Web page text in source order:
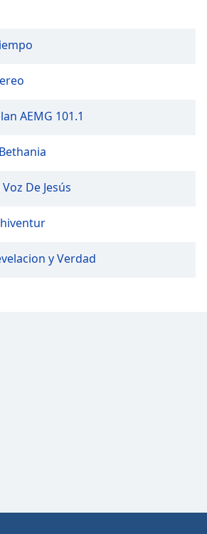
AEMG 101.1
De Jesús
y Verdad